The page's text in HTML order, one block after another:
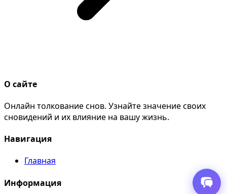
О сайте
Онлайн толкование снов. Узнайте значение своих
сновидений и их влияние на вашу жизнь.
Навигация
Главная
Информация